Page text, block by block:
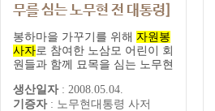
무를 심는 노무현 전 대통령]
봉하마을 가꾸기를 위해 자원봉
사자로 참여한 노삼모 어린이 회
원들과 함께 묘목을 심는 노무현
생산일자 : 2008.05.04.
기증자 : 노무현대통령 사저